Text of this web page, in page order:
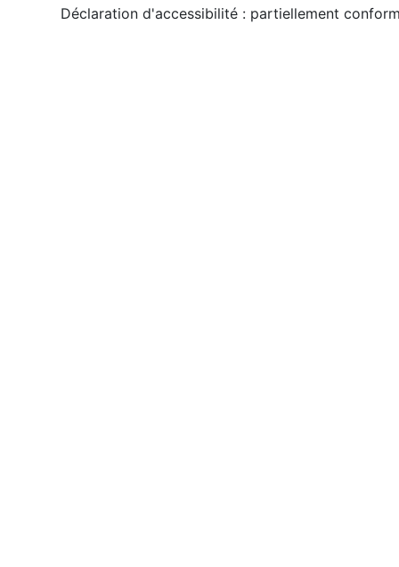
Déclaration d'accessibilité : partiellement